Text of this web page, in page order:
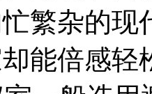
繁杂的
能倍感